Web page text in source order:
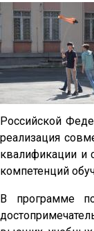
Российской
реализация
квалификации и
компетенций
В программе